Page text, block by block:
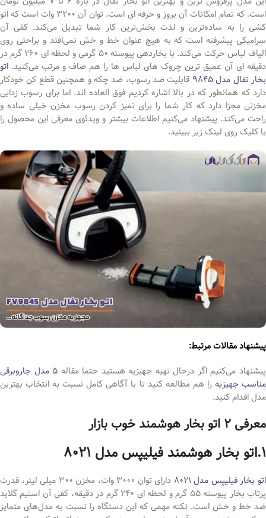
است. که تمام امکانات آن بروز و حرفه ای است. توان آن 3200 وات است که اتو
کشی را به ساده‌ترین و لذت بخش‌ترین کار شما تبدیل می‌کند. کفی آن
سرامیکی پیشرفته است که به هیچ عنوان خط و خش نمی‌افتد و براحتی روی
الیاف لباس حرکت می‌کند. با بخاردهی پیوسته 50 گرمی و لحظه ای 260 گرم در
دقیقه ای آن عمیق ترین چروک های لباس ها را هم صاف و مرتب می‌کنید. اتو
بخار تفال مدل 9845
قابلیت ضد رسوب، ضد چکه و همچنین قطع کن خودکار
دارد که همانطور که در بالا اشاره کردیم فوق العاده اند. اما برای رسوب زدایی
مخزنی مجزا دارد که کار شما را برای تمیز کردن رسوب مخزن خیلی ساده و
راحت می‌کند. پیشنهاد می‌کنیم اطلاعات بیشتر و ویدئوی معرفی این محصول را
با کلیک روی لینک زیر ببینید.
پیشنهاد مقالات مرتبط:
پیشنهاد می‌کنیم اگر درحال تهیه جهیزیه هستید حتما مقاله
5 مدل جاروبرقی
مناسب جهیزیه را هم مطالعه کنید تا با آگاهی کامل نسبت به انتخاب بهترین
مدل اقدام کنید.
معرفی 2 اتو بخار هوشمند خوب بازار
1.اتو بخار هوشمند فیلیپس مدل 8021
اتو بخار فیلیپس مدل 8021
دارای توان 3000 وات، مخزن 300 میلی لیتر، قدرت
پرتاب بخار پیوسته 55 گرم و لحظه ای 240 گرم در دقیقه، کفی آن استیم گلاید
ضد خط و خش است. نکته مهمی که این دستگاه را نسبت به مدل‌های متمایز